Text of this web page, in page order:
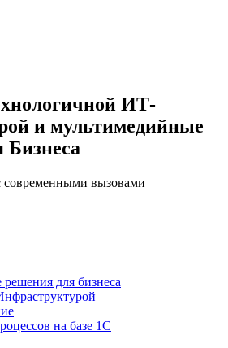
ИТ-
и мультимедийные
Бизнеса
современными вызовами
для бизнеса
на базе 1С